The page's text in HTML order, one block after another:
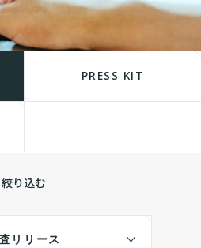
PRESS KIT
絞り込む
リリース